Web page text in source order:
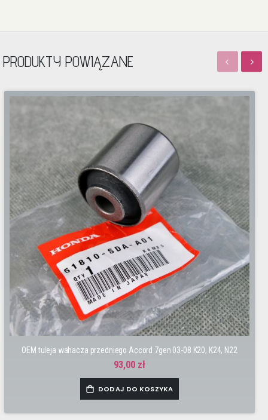
PRODUKTY POWIĄZANE
OEM tuleja wahacza przedniego Accord 7gen 03-08 K20, K24, N22
93,00 zł
DODAJ DO KOSZYKA